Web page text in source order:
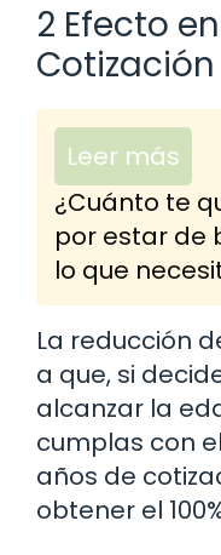
2 Efecto
Cotización
Leer más
¿Cuánto te
por estar de
lo que
La reducción
a que, si
alcanzar la
cumplas con
años de
obtener el